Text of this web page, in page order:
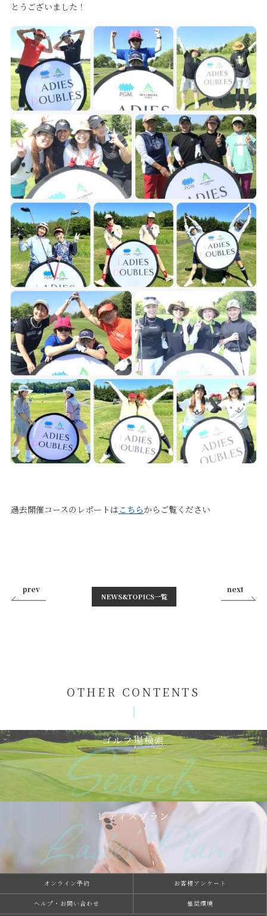
とうございました！
過去開催コースのレポートは こちらからご覧ください
prev next
NEWS&TOPICS⼀覧
OTHER CONTENTS
ゴルフ場検索
レディスプラン
オンライン予約 お客様アンケート
ヘルプ・お問い合わせ 推奨環境